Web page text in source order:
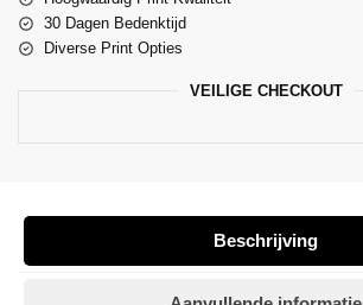
30 Dagen Bedenktijd
Diverse Print Opties
VEILIGE CHECKOUT
Beschrijving